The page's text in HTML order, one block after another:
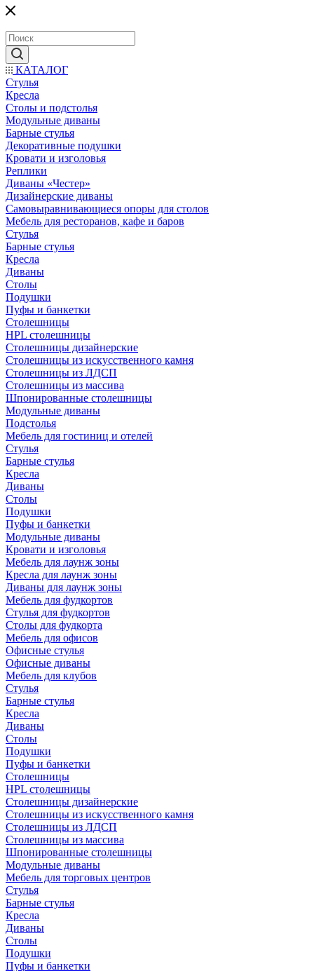
КАТАЛОГ
Стулья
Кресла
Столы и подстолья
Модульные диваны
Барные стулья
Декоративные подушки
Кровати и изголовья
Реплики
Диваны «Честер»
Дизайнерские диваны
Самовыравнивающиеся опоры для столов
Мебель для ресторанов, кафе и баров
Стулья
Барные стулья
Кресла
Диваны
Столы
Подушки
Пуфы и банкетки
Столешницы
HPL столешницы
Столешницы дизайнерские
Столешницы из искусственного камня
Столешницы из ЛДСП
Столешницы из массива
Шпонированные столешницы
Модульные диваны
Подстолья
Мебель для гостиниц и отелей
Стулья
Барные стулья
Кресла
Диваны
Столы
Подушки
Пуфы и банкетки
Модульные диваны
Кровати и изголовья
Мебель для лаунж зоны
Кресла для лаунж зоны
Диваны для лаунж зоны
Мебель для фудкортов
Стулья для фудкортов
Столы для фудкорта
Мебель для офисов
Офисные стулья
Офисные диваны
Мебель для клубов
Стулья
Барные стулья
Кресла
Диваны
Столы
Подушки
Пуфы и банкетки
Столешницы
HPL столешницы
Столешницы дизайнерские
Столешницы из искусственного камня
Столешницы из ЛДСП
Столешницы из массива
Шпонированные столешницы
Модульные диваны
Мебель для торговых центров
Стулья
Барные стулья
Кресла
Диваны
Столы
Подушки
Пуфы и банкетки